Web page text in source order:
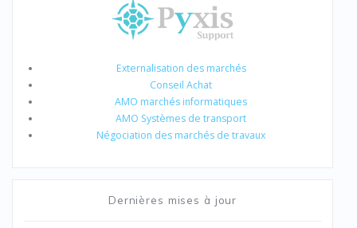
Externalisation des marchés
Conseil Achat
AMO marchés informatiques
AMO Systèmes de transport
Négociation des marchés de travaux
Dernières mises à jour